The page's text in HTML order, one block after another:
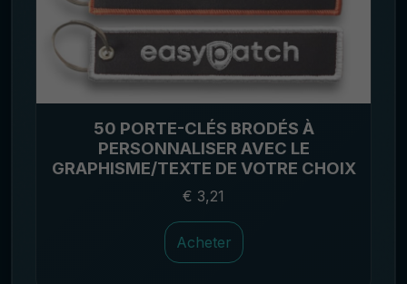
50 PORTE-CLÉS BRODÉS À
PERSONNALISER AVEC LE
GRAPHISME/TEXTE DE VOTRE CHOIX
€ 3,21
Acheter